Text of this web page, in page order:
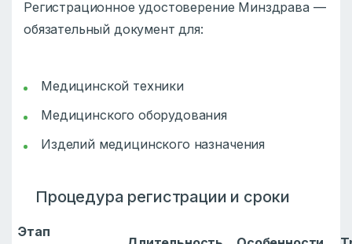
Регистрационное удостоверение Минздрава —
обязательный документ для:
Медицинской техники
Медицинского оборудования
Изделий медицинского назначения
Процедура регистрации и сроки
Этап